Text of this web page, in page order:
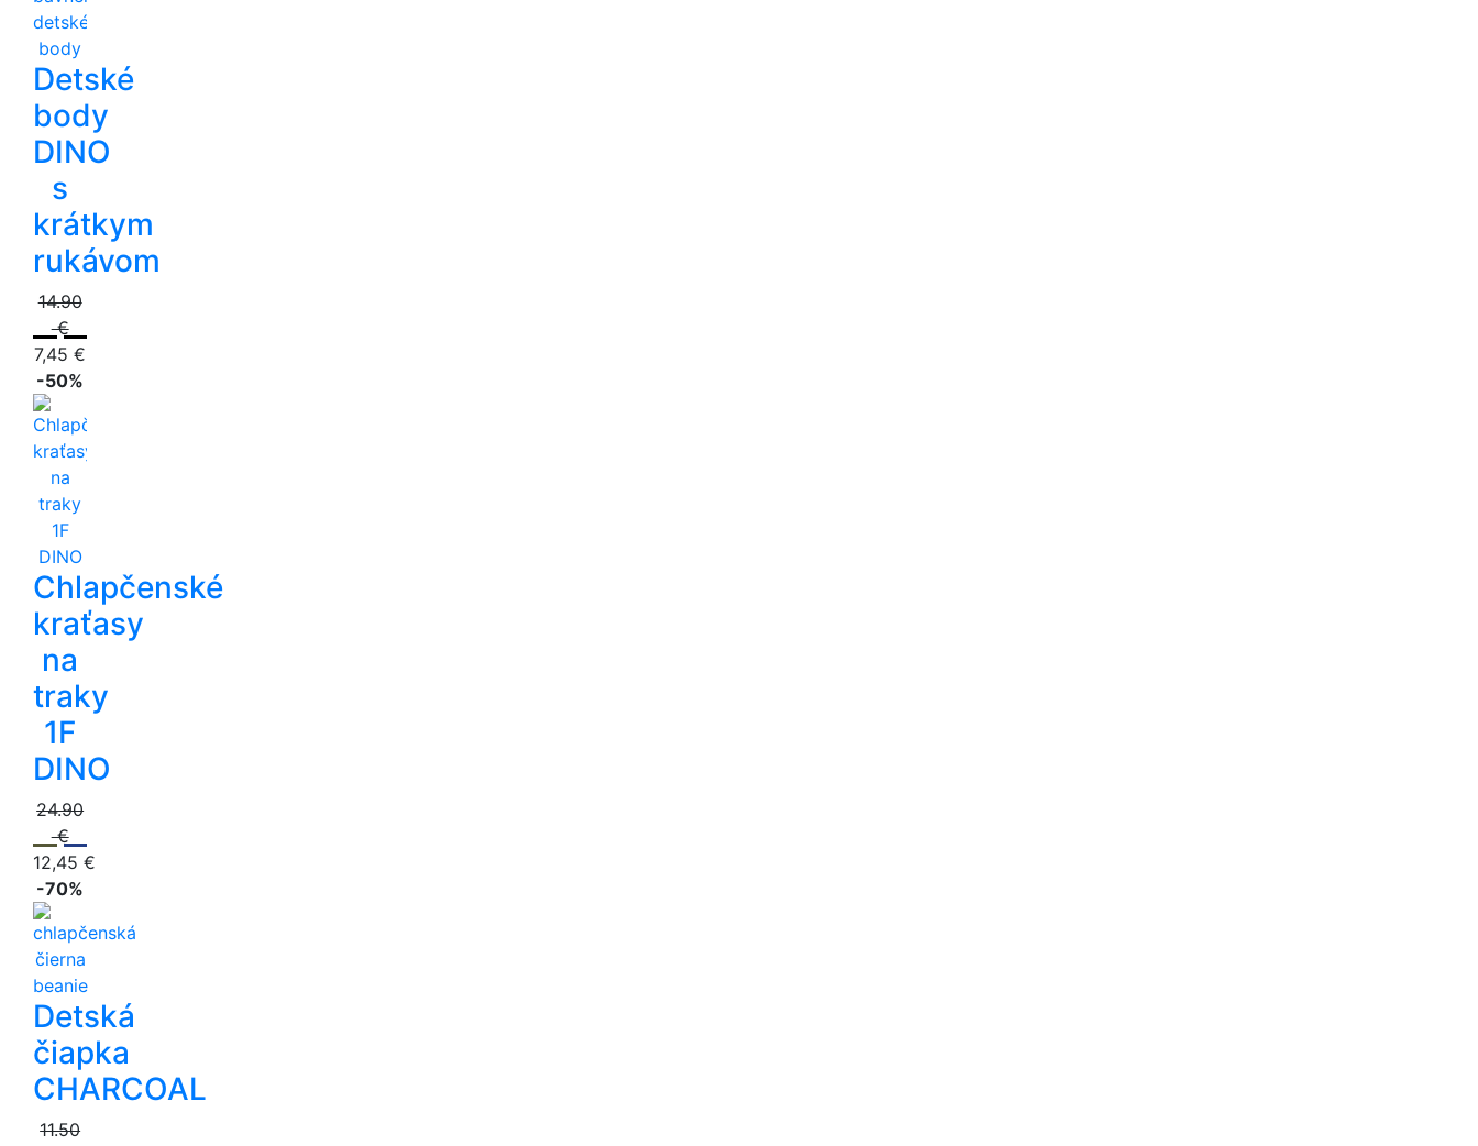
Detské
body
DINO
s
krátkym
rukávom
14.90
€
7,45 €
-50%
Chlapčenské
kraťasy
na
traky
1F
DINO
24.90
€
12,45 €
-70%
Detská
čiapka
CHARCOAL
11.50